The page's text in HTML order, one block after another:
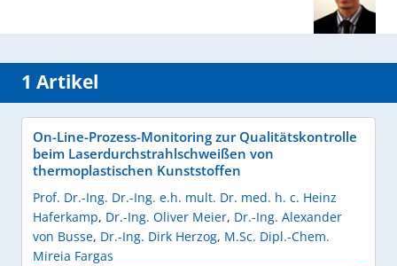
1 Artikel
On-Line-Prozess-Monitoring zur Qualitätskontrolle
beim Laserdurchstrahlschweißen von
thermoplastischen Kunststoffen
Prof. Dr.-Ing. Dr.-Ing. e.h. mult. Dr. med. h. c. Heinz
Haferkamp, Dr.-Ing. Oliver Meier, Dr.-Ing. Alexander
von Busse, Dr.-Ing. Dirk Herzog, M.Sc. Dipl.-Chem.
Mireia Fargas